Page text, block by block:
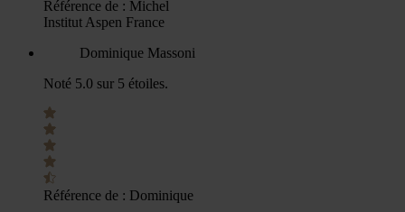
Référence de : Michel
Institut Aspen France
Dominique Massoni
Noté 5.0 sur 5 étoiles.
Référence de : Dominique